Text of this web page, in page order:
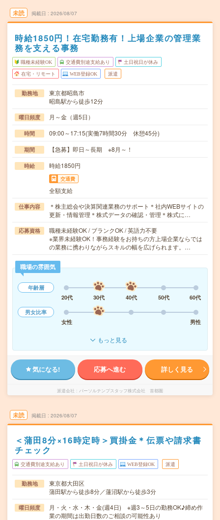
未読 掲載日 2026/08/07
時給1850円！在宅勤務有！上場企業の管理業
務を支える事務
職種未経験OK 交通費別途支給あり 土日祝日が休み
在宅・リモート WEB登録OK 派遣
勤務地
東京都昭島市
昭島駅から徒歩12分
曜日頻度 月～金（週5日）
時間 09:00～17:15(実働7時間30分 休憩45分)
期間 【急募】即日～長期 ※8月～！
時給 時給1850円
交通費
全額支給
仕事内容
＊株主総会や決算関連業務のサポート＊社内WEBサイトの
更新・情報管理＊株式データの確認・管理＊株式に…
応募資格
職種未経験OK / ブランクOK / 英語力不要
※業界未経験OK！事務経験をお持ちの方上場企業ならでは
の業務に携わりながらスキルの幅を広げられます。…
職場の雰囲気
年齢層
20代
30代 40代 50代
60代
男女比率
女性
男性
もっと見る
気になる! 応募へ進む 詳しく見る
派遣会社 パーソルテンプスタッフ株式会社 首都圏
未読 掲載日 2026/08/07
＜蒲田8分×16時定時＞買掛金＊伝票や請求書
チェック
交通費別途支給あり 土日祝日が休み WEB登録OK 派遣
勤務地
東京都大田区
蒲田駅から徒歩8分／蓮沼駅から徒歩3分
曜日頻度
月・火・水・木・金(週4日) ※週3～5日の勤務OK♪締め作
業の期間は出勤日数のご相談の可能性あり